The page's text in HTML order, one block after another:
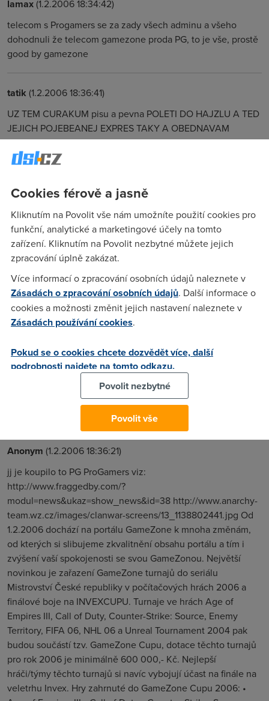
lamax(1.2.2006 18:34:42)
telecom s Progamers se za zady všech adminu a všeho
dohodnuli že telecom gamezone proda PG, to je vše, prostě
good by gamezone
tatik (1.2.2006 18:36:41)
UZ TEM CURAKUM pisu a pevna POLETI DO HAJZLU A TED
JEJICH POJEBEANEJ EXPRES TAKY A OBEDNAVAM
KABELOVKU
BOHUZEL JE NORMALNE BRECIM SEM HRAVAL KAZDEJ
VECER ENEMY TERITORY ATD:-((
Anonym(1.2.2006 18:35:45)
presne tak enemy teritory byla moje oblibena, budu muset
na zahranicni servery
tatik(1.2.2006 18:37:17)
jakejs mel nick?? ja kteo:-((
(1.2.2006 18:52:11)
Anonym (1.2.2006 18:36:21)
jj je koupilo to PG ProGamers viz:
http://www.fraggedby.com/?
modul=news&ukaz=show_news&id=38 http://www.anarchy-
team.wz.cz/images/clanwar-screens/13_1138802441.jpg Od
1.2.2006 dochází na portálu GameZone k mnoha změnám,
od kterých si slibujeme zkvalitnění obsahu portálu a tím i
zvýšení vaší spokojenosti se svou GameZonou. Největší
novinkou je zařazení GameZone turnajů do seriálu
Mistrovství České republiky v počítačových hrách 2006 a
finálové boje na INVEXCUPU. Turnaje ve hrách Age of
Empires III, Call of Duty, Counter-Strike: Source, Enemy
Territory, FIFA 06, NHL 06 a Unreal Tournament 2004 pak
budou součástí tzv. GameZone Cupu, dotace těchto turnajů
pro rok 2006 je minimálně 600 000,- Kč. Nejlepší
hráči/týmy těchto turnajů si navíc vybojují účast na finále na
veletrhu Invex. Hry zahrnuté do GameZone Cupu 2006: •
Cookies férově a jasně
Kliknutím na Povolit vše nám umožníte použití cookies pro
funkční, analytické a marketingové účely na tomto
zařízení. Kliknutím na Povolit nezbytné můžete jejich
zpracování úplně zakázat.
Více informací o zpracování osobních údajů naleznete v
Zásadách o zpracování osobních údajů. Další informace o
cookies a možnosti změnit jejich nastavení naleznete v
Zásadách používání cookies.
Pokud se o cookies chcete dozvědět více, další
podrobnosti najdete na tomto odkazu.
Povolit nezbytné
Povolit vše